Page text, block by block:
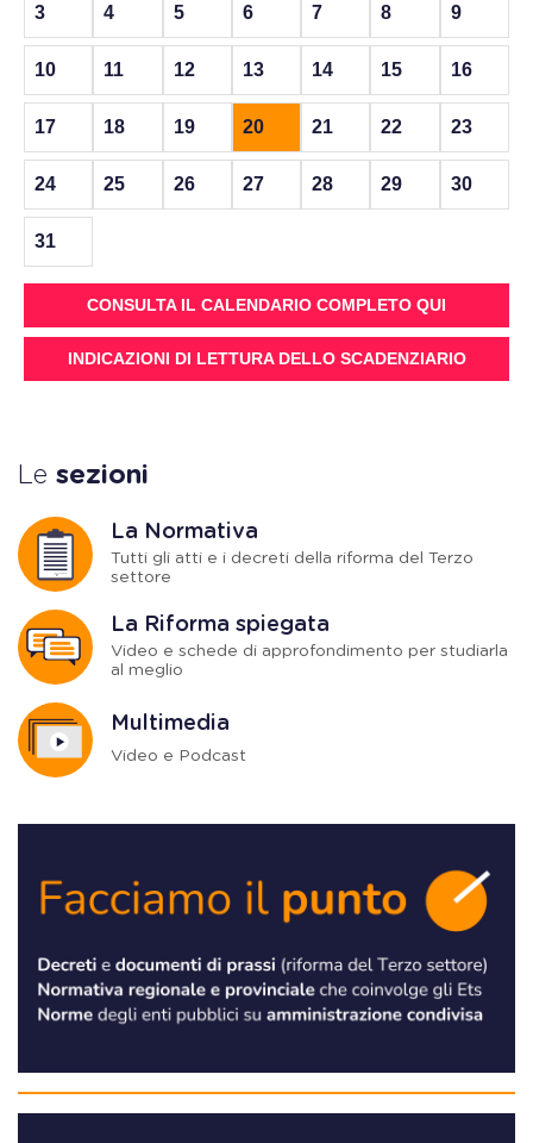
3 4 5 6 7 8 9
10 11 12 13 14 15 16
17 18 19 20 21 22 23
24 25 26 27 28 29 30
31
CONSULTA IL CALENDARIO COMPLETO QUI
INDICAZIONI DI LETTURA DELLO SCADENZIARIO
Le sezioni
La Normativa
Tutti gli atti e i decreti della riforma del Terzo
settore
La Riforma spiegata
Video e schede di approfondimento per studiarla
al meglio
Multimedia
Video e Podcast